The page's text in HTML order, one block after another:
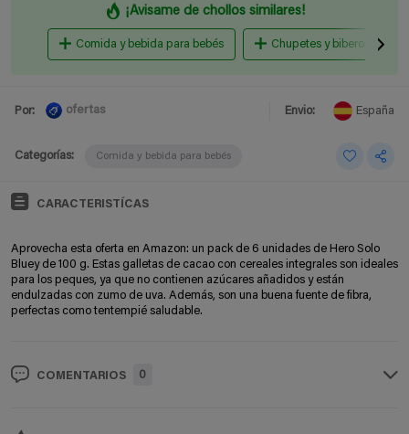
¡Avisame de chollos similares!
Comida y bebida para bebés Chupetes y biberones
Por: ofertas Envio: España
Categorías: Comida y bebida para bebés
CARACTERISTÍCAS
Aprovecha esta oferta en Amazon: un pack de 6 unidades de Hero Solo
Bluey de 100 g. Estas galletas de cacao con cereales integrales son ideales
para los peques, ya que no contienen azúcares añadidos y están
endulzadas con zumo de uva. Además, son una buena fuente de fibra,
perfectas como tentempié saludable.
COMENTARIOS 0